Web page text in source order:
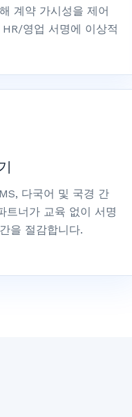
계약 가시성을 제어
영업 서명에 이상적
다국어 및 국경 간
트너가 교육 없이 서명
을 절감합니다.